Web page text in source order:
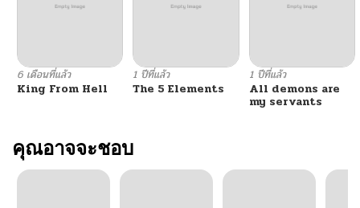
ตอนที่ 22 06/04/2026
ตอนที่ 21
ตอนที่ 20 06/04/2026
ตอนที่ 19
6 เดือนที่แล้ว
King From Hell
1 ปีที่แล้ว
The 5 Elements
1 ปีที่แล้ว
All demons are
my servants
คุณอาจจะชอบ